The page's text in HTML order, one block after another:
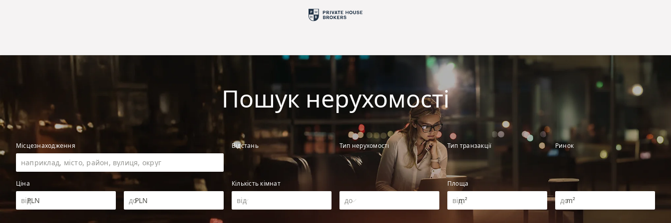
Пошук нерухомості
Місцезнаходження Відстань Тип нерухомості Тип транзакції Ринок
Ціна
PLN PLN
Кількість кімнат Площа
m² m²